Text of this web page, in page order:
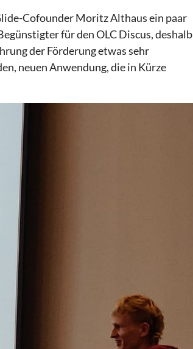
Cofounder Moritz Althaus ein paar
für den OLC Discus, deshalb
der Förderung etwas sehr
neuen Anwendung, die in Kürze